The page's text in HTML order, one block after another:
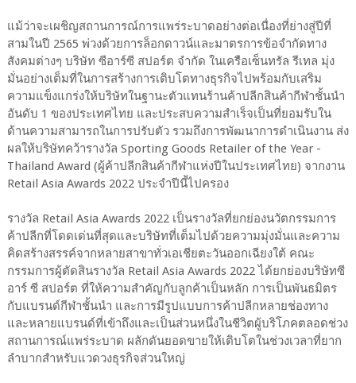
แม้ว่าจะเผชิญสถานการณ์การแพร่ระบาดอย่างต่อเนื่องที่ย่างสู่ปีที่
สามในปี 2565 พ่วงด้วยการล็อกดาวน์และมาตรการข้อจำกัดทาง
สังคมต่างๆ บริษัท ซีอาร์ซี สปอร์ต จำกัด ในเครือเซ็นทรัล รีเทล มุ่ง
มั่นอย่างเต็มที่ในการสร้างการเติบโตทางธุรกิจไปพร้อมกับเสริม
ความแข็งแกร่งให้บริษัทในฐานะตัวแทนร้านค้าปลีกสินค้ากีฬาชั้นนำ
อันดับ 1 ของประเทศไทย และประสบความสำเร็จเป็นที่ยอมรับใน
ด้านความสามารถในการปรับตัว รวมถึงการพัฒนาการดำเนินงาน ส่ง
ผลให้บริษัทคว้ารางวัล Sporting Goods Retailer of the Year -
Thailand Award (ผู้ค้าปลีกสินค้ากีฬาแห่งปีในประเทศไทย) จากงาน
Retail Asia Awards 2022 ประจำปีนี้ไปครอง
รางวัล Retail Asia Awards 2022 เป็นรางวัลที่ยกย่องนวัตกรรมการ
ค้าปลีกที่โดดเด่นที่สุดและบริษัทที่เต็มไปด้วยความมุ่งมั่นและความ
คิดสร้างสรรค์จากหลายสาขาทั่วเอเชียตะวันออกเฉียงใต้ คณะ
กรรมการผู้ตัดสินรางวัล Retail Asia Awards 2022 ได้ยกย่องบริษัทซี
อาร์ ซี สปอร์ต ที่ให้ความสำคัญกับลูกค้าเป็นหลัก การเป็นพันธมิตร
กับแบรนด์กีฬาชั้นนำ และการมีรูปแบบการค้าปลีกหลายช่องทาง
และหลายแบรนด์ที่เข้าถึงและเป็นส่วนหนึ่งในชีวิตผู้บริโภคตลอดช่วง
สถานการณ์แพร่ระบาด ผลักดันยอดขายให้เติบโตในช่วงเวลาที่ยาก
ลำบากสำหรับแวดวงธุรกิจส่วนใหญ่